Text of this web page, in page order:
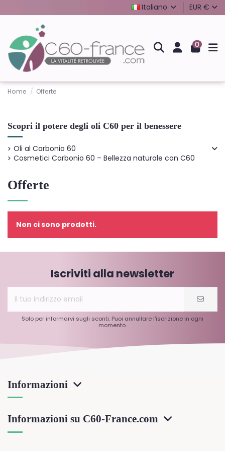
Italiano EUR €
0
Home Offerte
Offerte
Non ci sono prodotti.
Scopri il potere degli oli C60 per il benessere
Oli al Carbonio 60
Cosmetici Carbonio 60 – Bellezza naturale con C60
Iscriviti alla newsletter
Solo per informarvi sugli sconti. Puoi annullare l'iscrizione in ogni
momento.
Informazioni
Informazioni su C60-France.com